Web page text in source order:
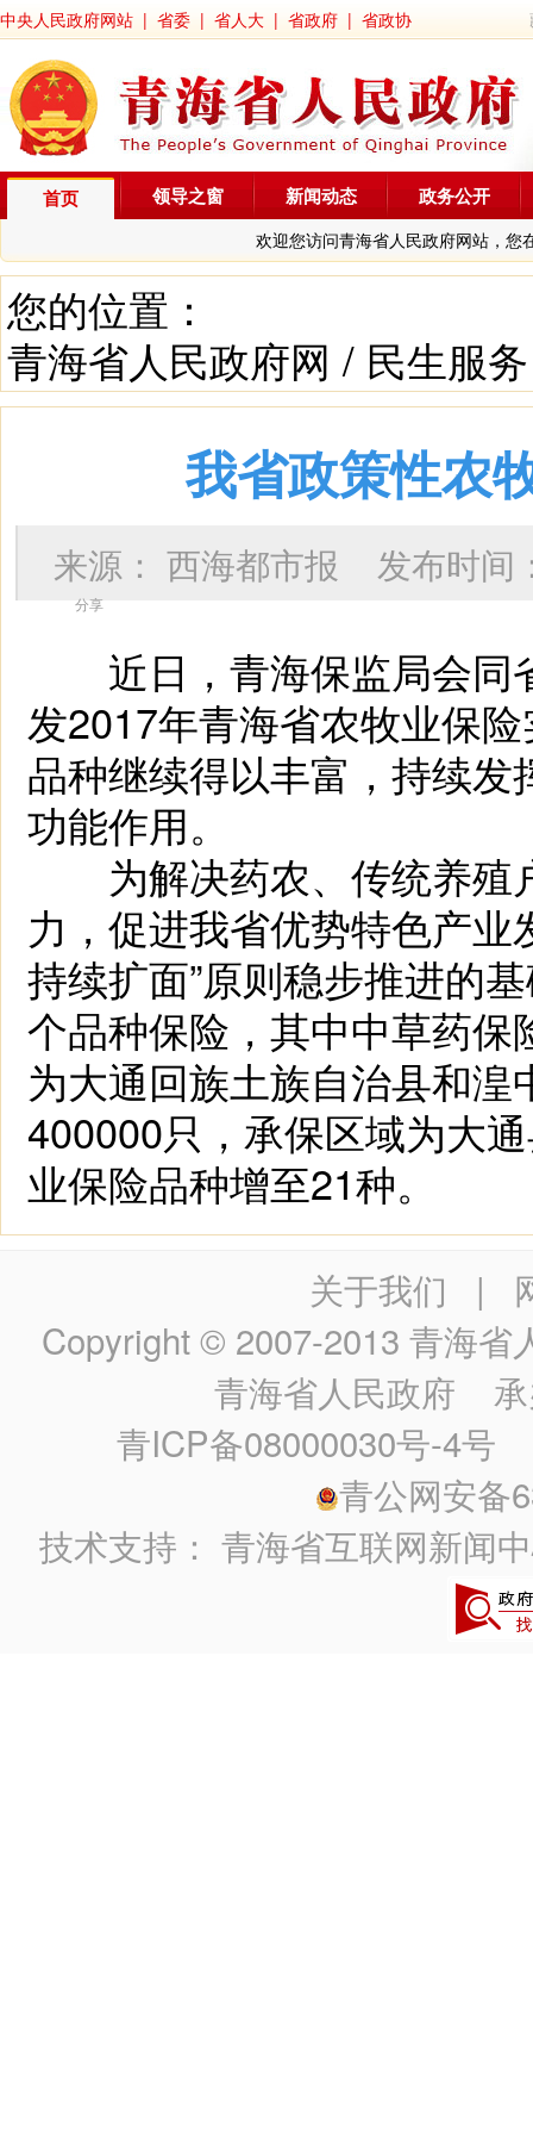
中央人民政府网站 | 省委 | 省人大 | 省政府 | 省政协
首页
欢迎您访问青海省人民政府网站，您
领导之窗 新闻动态 政务公开
您的位置：
青海省人民政府网 / 民生服务
我省政策性农
来源： 西海都市报 发布时间
分享
近日，青海保监局会同
发2017年青海省农牧业保
品种继续得以丰富，持续
功能作用。
为解决药农、传统养殖
力，促进我省优势特色产
持续扩面”原则稳步推进的
个品种保险，其中中草药
为大通回族土族自治县和
400000只，承保区域为大
业保险品种增至21种。
关于我们 |
Copyright © 2007-2013 青海省
青海省人民政府 承
青ICP备08000030号-4号
青公网安备
技术支持：青海省互联网新闻